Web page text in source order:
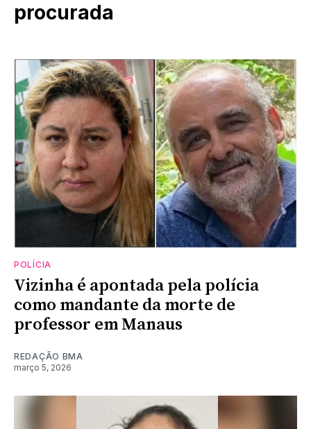
procurada
POLÍCIA
Vizinha é apontada pela polícia
como mandante da morte de
professor em Manaus
REDAÇÃO BMA
março 5, 2026